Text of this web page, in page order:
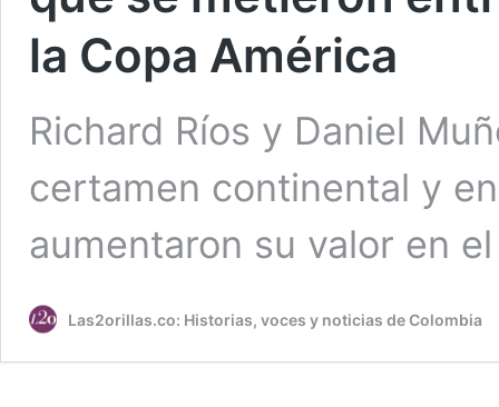
la Copa América
Richard Ríos y Daniel
certamen continental y
aumentaron su valor en
Las2orillas.co: Historias, voces y noticias de Colombia